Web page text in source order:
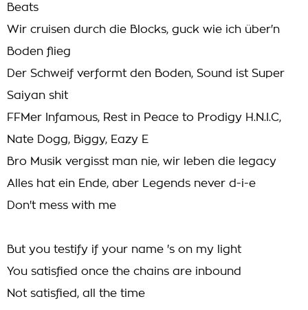
Beats
Wir cruisen durch die Blocks, guck wie ich über'n
Boden flieg
Der Schweif verformt den Boden, Sound ist Super
Saiyan shit
FFMer Infamous, Rest in Peace to Prodigy H.N.I.C,
Nate Dogg, Biggy, Eazy E
Bro Musik vergisst man nie, wir leben die legacy
Alles hat ein Ende, aber Legends never d-i-e
Don't mess with me
But you testify if your name 's on my light
You satisfied once the chains are inbound
Not satisfied, all the time